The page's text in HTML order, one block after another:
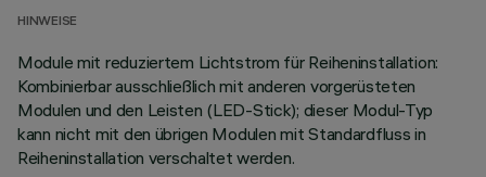
HINWEISE
Module mit reduziertem Lichtstrom für Reiheninstallation:
Kombinierbar ausschließlich mit anderen vorgerüsteten
Modulen und den Leisten (LED-Stick); dieser Modul-Typ
kann nicht mit den übrigen Modulen mit Standardfluss in
Reiheninstallation verschaltet werden.